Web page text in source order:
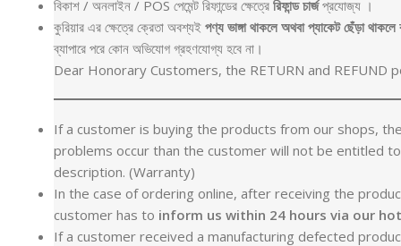
বিকাশ / অনলাইন / POS পেমেন্ট রিফান্ডের ক্ষেত্রে রিফান্ড চার্জপ্রযোজ্য ।
কুরিয়ার এর ক্ষেত্রে ক্রেতা অবশ্যই পণ্য ভাঙ্গা থাকলে অথবা প্যাকেট ছেঁড়া থাকলে
ব্যাপারে পরে কোন অভিযোগ গ্রহণযোগ্য হবে না।
Dear Honorary Customers, the RETURN and REFUND
If a customer is buying the products from our shops,
problems occur than the customer will not be entitled
description. (Warranty)
In the case of ordering online, after receiving the
customer has to inform us within 24 hours via our
If a customer received a manufacturing defected